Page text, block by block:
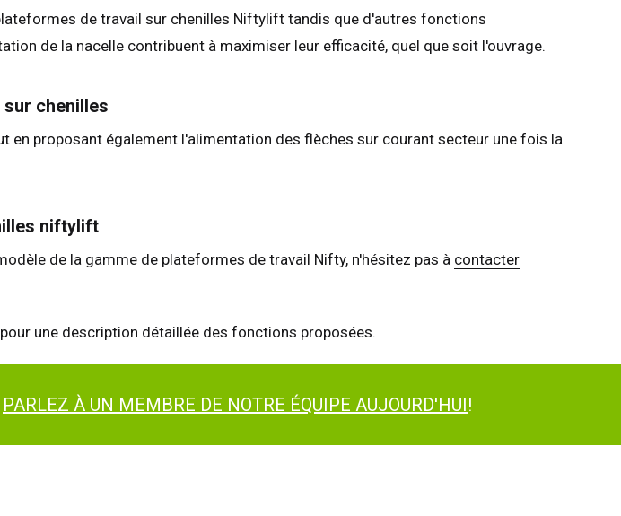
de travail sur chenilles Niftylift tandis que d'autres fonctions
de la nacelle contribuent à maximiser leur efficacité, quel que soit l'ouvrage.
chenilles
proposant également l'alimentation des flèches sur courant secteur une fois la
niftylift
de la gamme de plateformes de travail Nifty, n'hésitez pas à contacter
une description détaillée des fonctions proposées.
PARLEZ À UN MEMBRE DE NOTRE ÉQUIPE AUJOURD'HUI!
English Français